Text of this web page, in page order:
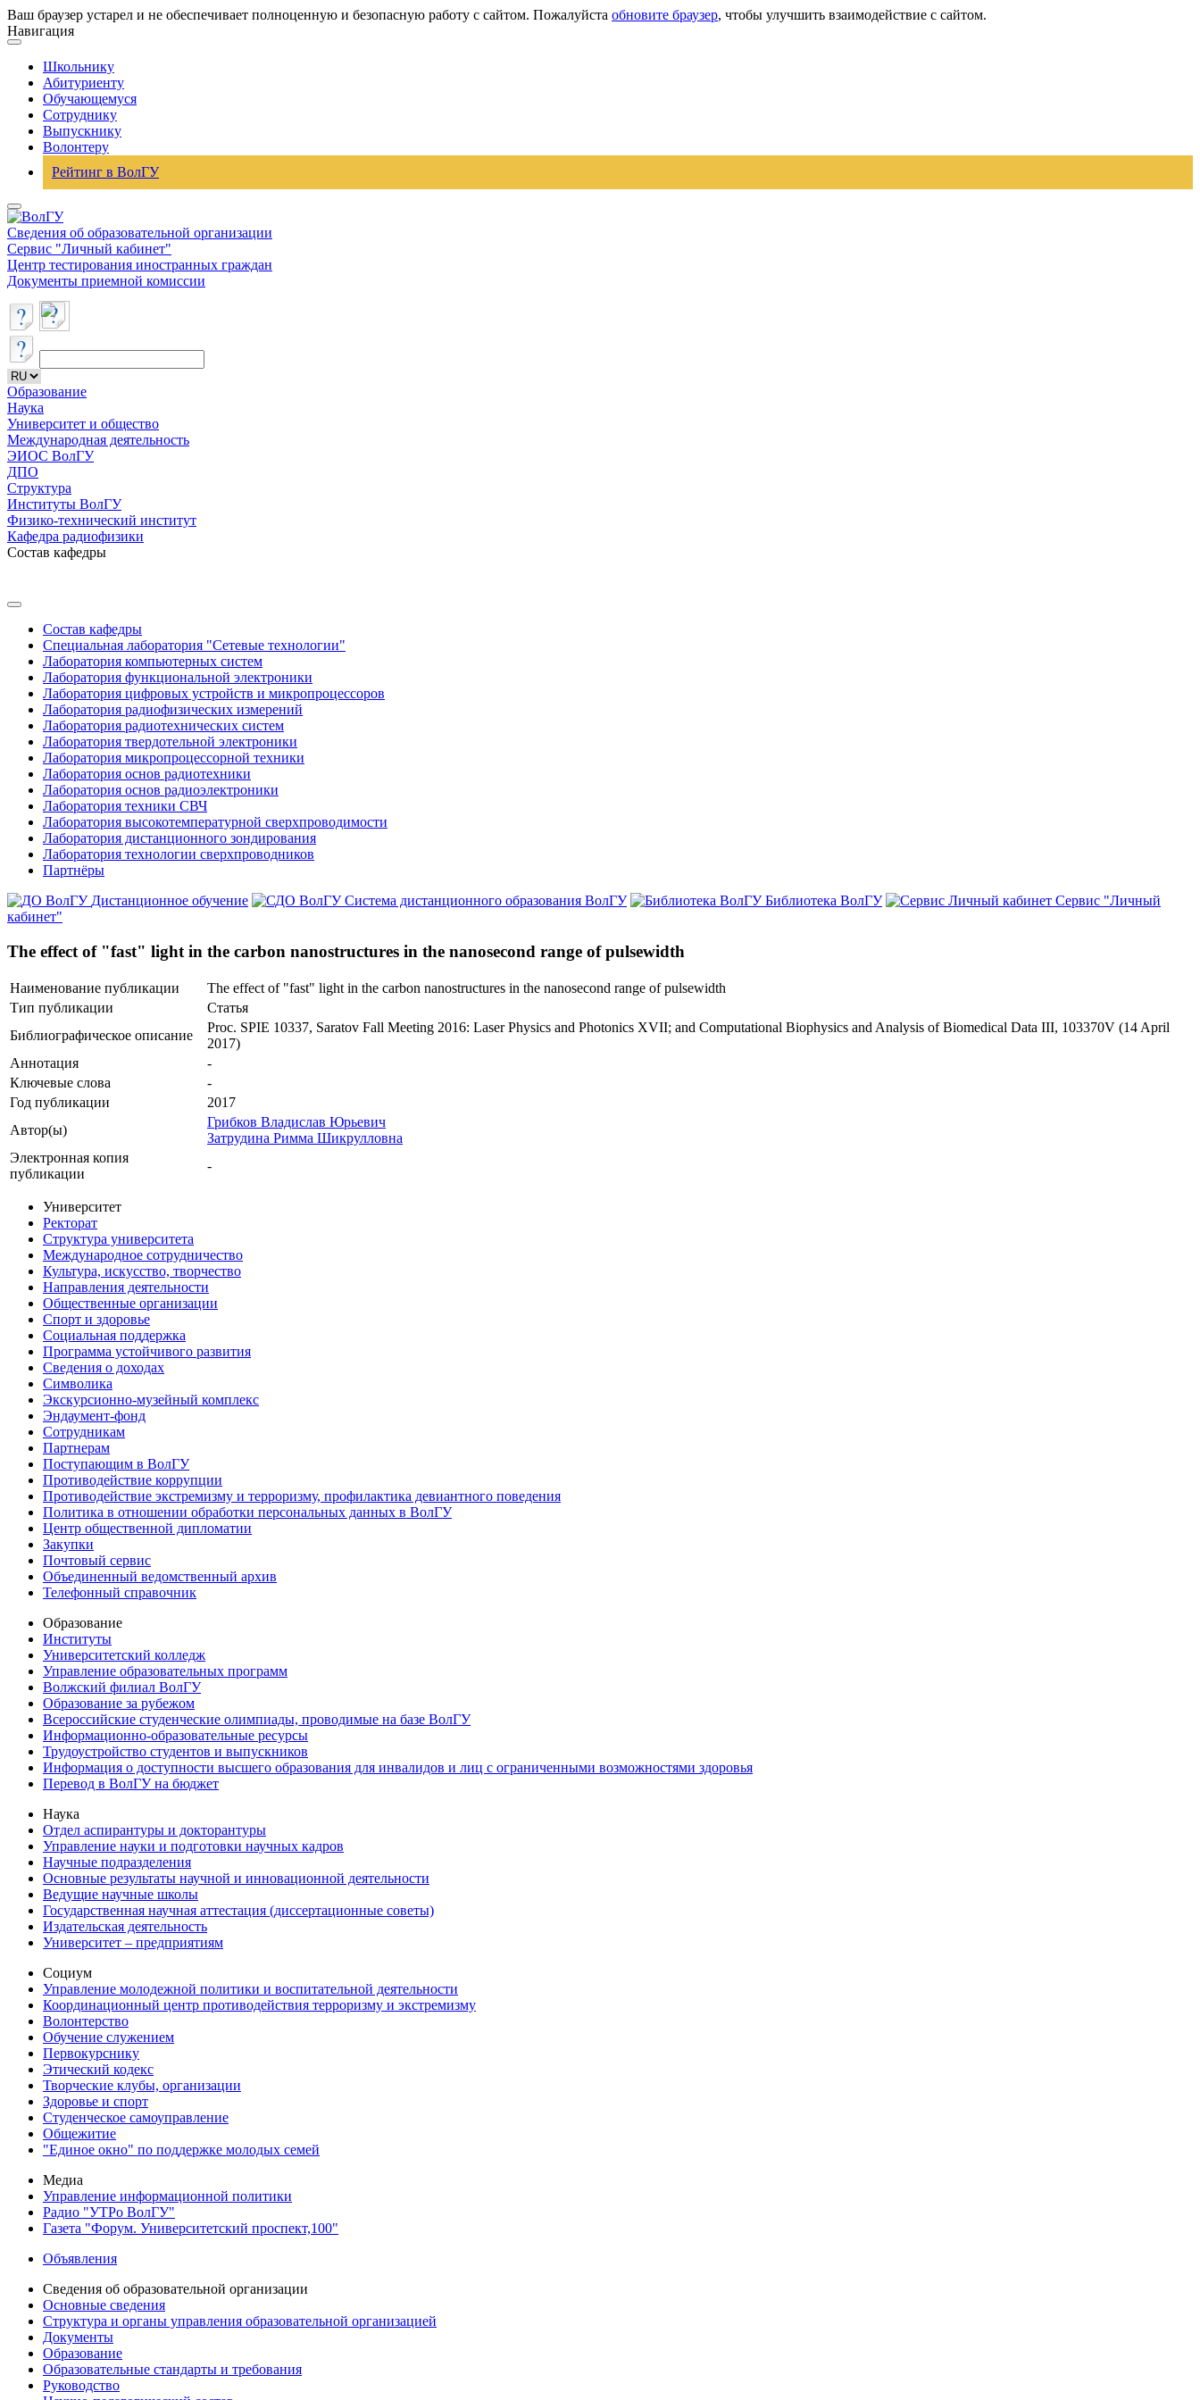
Ваш браузер устарел и не обеспечивает полноценную и безопасную работу с сайтом. Пожалуйста обновите браузер, чтобы улучшить взаимодействие с сайтом.
Навигация
Школьнику
Абитуриенту
Обучающемуся
Сотруднику
Выпускнику
Волонтеру
Рейтинг в ВолГУ
Сведения об образовательной организации
Сервис "Личный кабинет"
Центр тестирования иностранных граждан
Документы приемной комиссии
Образование
Наука
Университет и общество
Международная деятельность
ЭИОС ВолГУ
ДПО
Структура
Институты ВолГУ
Физико-технический институт
Кафедра радиофизики
Состав кафедры
Состав кафедры
Специальная лаборатория "Сетевые технологии"
Лаборатория компьютерных систем
Лаборатория функциональной электроники
Лаборатория цифровых устройств и микропроцессоров
Лаборатория радиофизических измерений
Лаборатория радиотехнических систем
Лаборатория твердотельной электроники
Лаборатория микропроцессорной техники
Лаборатория основ радиотехники
Лаборатория основ радиоэлектроники
Лаборатория техники СВЧ
Лаборатория высокотемпературной сверхпроводимости
Лаборатория дистанционного зондирования
Лаборатория технологии сверхпроводников
Партнёры
Дистанционное обучение
Система дистанционного образования ВолГУ Библиотека ВолГУ
Сервис "Личный
кабинет"
The effect of "fast" light in the carbon nanostructures in the nanosecond range of pulsewidth
Наименование публикации
The effect of "fast" light in the carbon nanostructures in the nanosecond range of pulsewidth
Тип публикации
Статья
Библиографическое описание
Proc. SPIE 10337, Saratov Fall Meeting 2016: Laser Physics and Photonics XVII; and Computational Biophysics and Analysis of Biomedical Data III, 103370V (14 April
2017)
Аннотация
-
Ключевые cлова
-
Год публикации
2017
Автор(ы)
Грибков Владислав Юрьевич
Затрудина Римма Шикрулловна
Электронная копия
публикации
-
Университет
Ректорат
Структура университета
Международное сотрудничество
Культура, искусство, творчество
Направления деятельности
Общественные организации
Спорт и здоровье
Социальная поддержка
Программа устойчивого развития
Сведения о доходах
Символика
Экскурсионно-музейный комплекс
Эндаумент-фонд
Сотрудникам
Партнерам
Поступающим в ВолГУ
Противодействие коррупции
Противодействие экстремизму и терроризму, профилактика девиантного поведения
Политика в отношении обработки персональных данных в ВолГУ
Центр общественной дипломатии
Закупки
Почтовый сервис
Объединенный ведомственный архив
Телефонный справочник
Образование
Институты
Университетский колледж
Управление образовательных программ
Волжский филиал ВолГУ
Образование за рубежом
Всероссийские студенческие олимпиады, проводимые на базе ВолГУ
Информационно-образовательные ресурсы
Трудоустройство студентов и выпускников
Информация о доступности высшего образования для инвалидов и лиц с ограниченными возможностями здоровья
Перевод в ВолГУ на бюджет
Наука
Отдел аспирантуры и докторантуры
Управление науки и подготовки научных кадров
Научные подразделения
Основные результаты научной и инновационной деятельности
Ведущие научные школы
Государственная научная аттестация (диссертационные советы)
Издательская деятельность
Университет – предприятиям
Социум
Управление молодежной политики и воспитательной деятельности
Координационный центр противодействия терроризму и экстремизму
Волонтерство
Обучение служением
Первокурснику
Этический кодекс
Творческие клубы, организации
Здоровье и спорт
Студенческое самоуправление
Общежитие
"Единое окно" по поддержке молодых семей
Медиа
Управление информационной политики
Радио "УТРо ВолГУ"
Газета "Форум. Университетский проспект,100"
Объявления
Сведения об образовательной организации
Основные сведения
Структура и органы управления образовательной организацией
Документы
Образование
Образовательные стандарты и требования
Руководство